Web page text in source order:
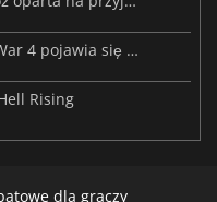
W Warhammer 40,000: Dawn of War 4 pojawia się frakcja Nekronów
Rising
dla graczy